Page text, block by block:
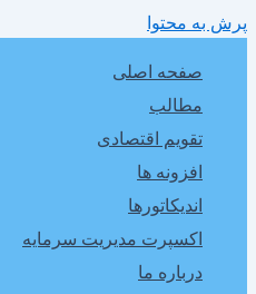
پرش به محتوا
صفحه اصلی
مطالب
تقویم اقتصادی
افزونه ها
اندیکاتورها
اکسپرت مدیریت سرمایه
درباره ما